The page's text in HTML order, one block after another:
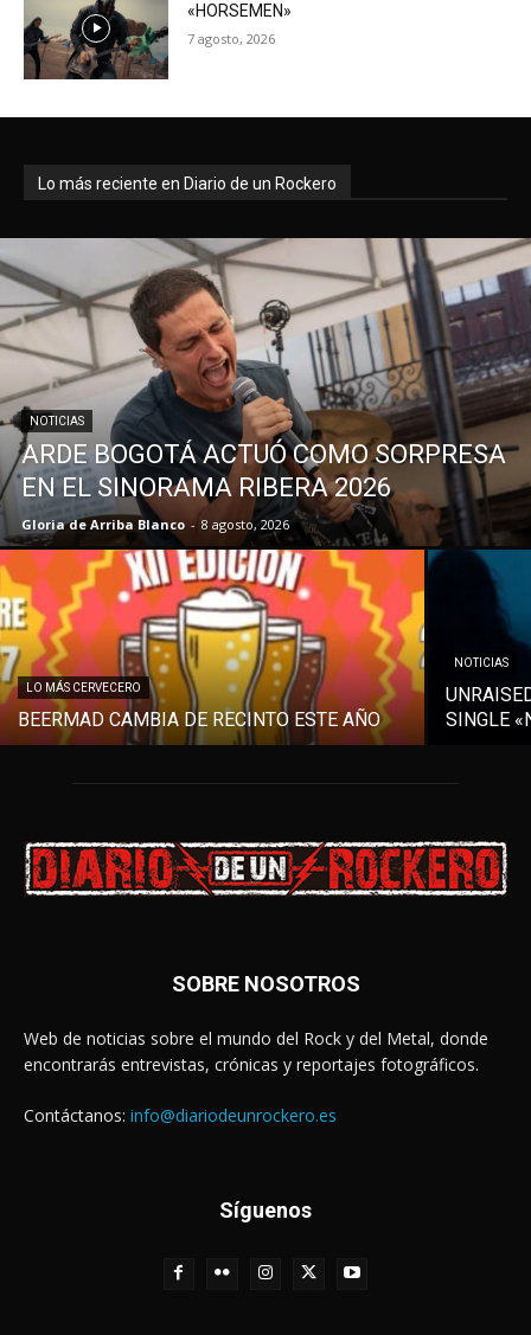
«HORSEMEN»
7 agosto, 2026
Lo más reciente en Diario de un Rockero
NOTICIAS
ARDE BOGOTÁ ACTUÓ COMO SORPRESA
EN EL SINORAMA RIBERA 2026
Gloria de Arriba Blanco - 8 agosto, 2026
LO MÁS CERVECERO
BEERMAD CAMBIA DE RECINTO ESTE AÑO
NOTICIAS
SINGLE
SOBRE NOSOTROS
Web de noticias sobre el mundo del Rock y del Metal, donde
encontrarás entrevistas, crónicas y reportajes fotográficos.
Contáctanos: info@diariodeunrockero.es
Síguenos